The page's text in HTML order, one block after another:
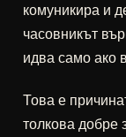
комуникира и
часовникът
идва само ако
Това е
толкова добре